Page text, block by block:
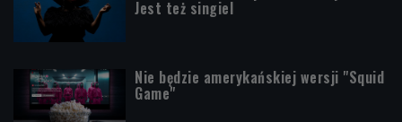
Jest też singiel
Nie będzie amerykańskiej wersji "Squid
Game"